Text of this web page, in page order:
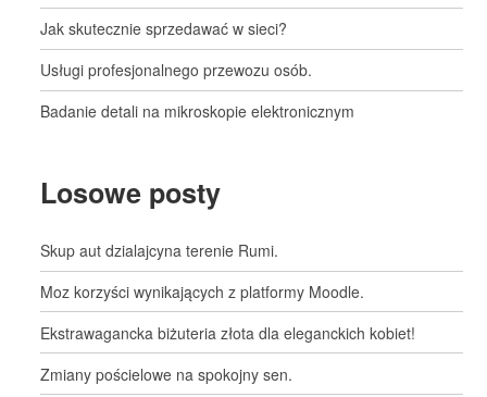
Jak skutecznie sprzedawać w sieci?
Usługi profesjonalnego przewozu osób.
Badanie detali na mikroskopie elektronicznym
Losowe posty
Skup aut dzialajcyna terenie Rumi.
Moz korzyści wynikających z platformy Moodle.
Ekstrawagancka biżuteria złota dla eleganckich kobiet!
Zmiany pościelowe na spokojny sen.